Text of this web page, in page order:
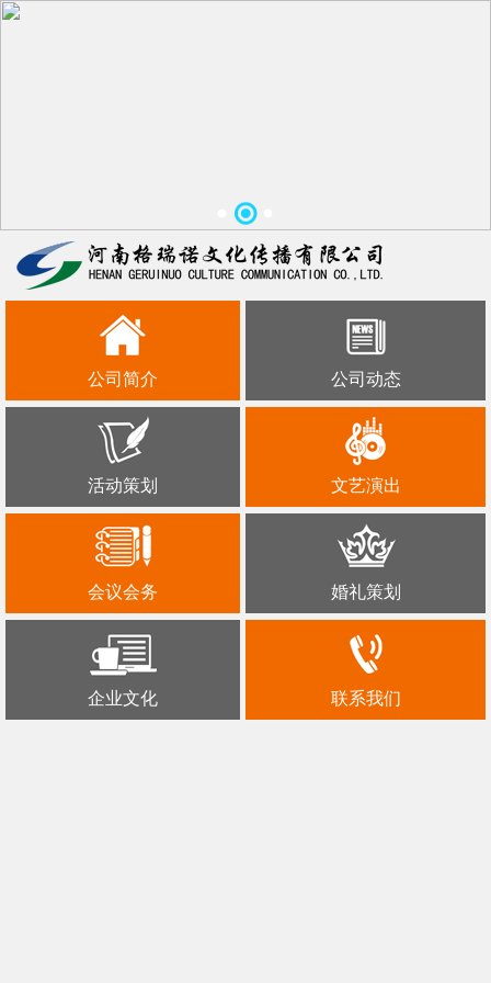
公司简介 公司动态
活动策划 文艺演出
会议会务 婚礼策划
企业文化 联系我们